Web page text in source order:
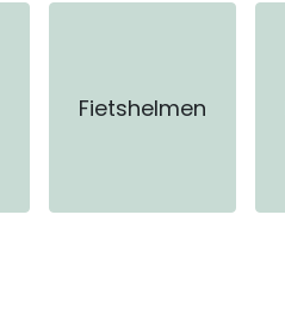
Fietshelmen